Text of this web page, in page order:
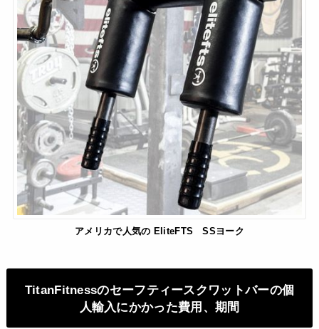
アメリカで人気の EliteFTS SSヨーク
TitanFitnessのセーフティースクワットバーの個
人輸入にかかった費用、期間